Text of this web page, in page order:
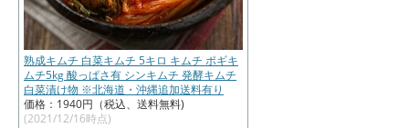
熟成キムチ 白菜キムチ 5キロ キムチ ポギキ
ムチ5kg 酸っぱさ有 シンキムチ 発酵キムチ
白菜漬け物 ※北海道・沖縄追加送料有り
価格：1940円（税込、送料無料)
(2021/12/16時点)